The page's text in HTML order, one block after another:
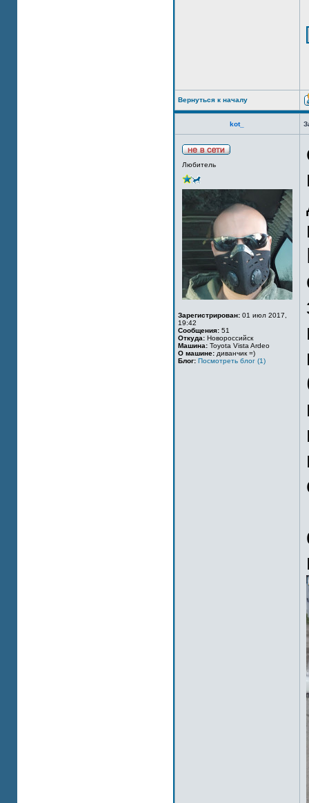
Вернуться к началу
kot_
Любитель
Зарегистрирован: 01 июл 2017,
19:42
Сообщения: 51
Откуда: Новороссийск
Машина: Toyota Vista Ardeo
О машине: диванчик =)
Блог: Посмотреть блог (1)